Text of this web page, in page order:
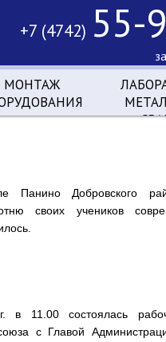
+7 (4742) 55-
МОНТАЖ
Панино Добровского
своих учеников
в 11.00 состоялась
с Главой